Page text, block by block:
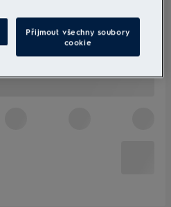
Přijmout všechny soubory
cookie